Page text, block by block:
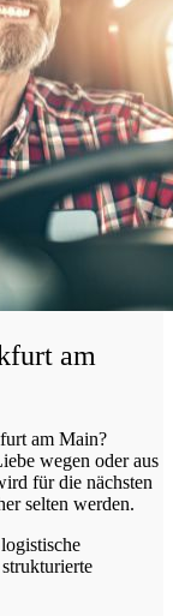
am
am Main?
wegen oder aus
für die nächsten
selten werden.